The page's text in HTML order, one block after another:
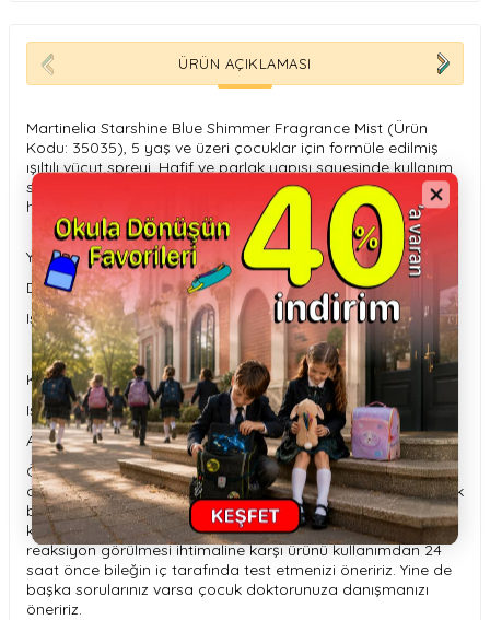
ÜRÜN AÇIKLAMASI
Martinelia Starshine Blue Shimmer Fragrance Mist (Ürün
Kodu: 35035), 5 yaş ve üzeri çocuklar için formüle edilmiş
ışıltılı vücut spreyi. Hafif ve parlak yapısı sayesinde kullanım
sonrası cilde hafif bir ışıltı bırakır, yetişkinlere göre daha
hassas yapılan formülü çocuk ciltleri için uygundur.
Yaş: 5 yaş ve üzeri minikler
Doğal parfüm spreylerine ilgi duyanlar
Işıltılı, eğlenceli bakım ürünleri seven çocuklar
Koku: Meyvemsi ve tatlı – "little princess" tarzı
Işıltı: Hafif shimmer partiküller içerir
Ambalaj: Renkli ve parlak kapaklı tasarım, minikler için çekici
ÖNEMLİ UYARILAR: Tüm kozmetik ürünler intoleransa neden
olabilecek alerjenler ve bileşenler içerebilir. Çocuğunuz alerjik
bir yapıya sahipse ürünleri kullanmamasını öneririz. Her
koşulda ise kullanımdan önce, herhangi bir olumsuz
reaksiyon görülmesi ihtimaline karşı ürünü kullanımdan 24
saat önce bileğin iç tarafında test etmenizi öneririz. Yine de
başka sorularınız varsa çocuk doktorunuza danışmanızı
öneririz.